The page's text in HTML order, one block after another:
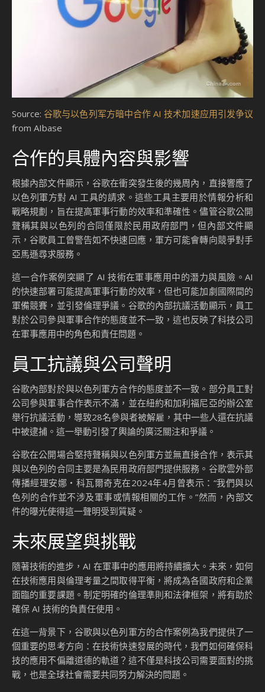
Source: 谷歌与以色列军方暗中合作 AI 技术加速应用引发争议
from AIbase
合作的具體內容與影響
根據內部文件顯示，谷歌在衝突發生後的幾周內，直接響應了
以色列軍方對 AI 工具的請求。這些工具主要用於情報分析和
戰略規劃，旨在提高軍事行動的效率和準確性。儘管谷歌公開
聲稱其與以色列的合同僅限於民用政府部門，但內部文件顯
示，谷歌員工曾警告如不快速回應，軍方可能會轉向競爭對手
亞馬遜尋求服務。
這一合作案例突顯了 AI 技術在軍事應用中的潛力與風險。AI
的快速部署可能提高軍事行動的效率，但也可能加劇國際間的
軍備競賽，並引發倫理爭議。谷歌的內部抗議活動顯示，員工
對於公司參與軍事合作的態度並不一致，這也反映了科技公司
在軍事應用中的角色和責任問題。
員工抗議與公司聲明
谷歌內部對於與以色列軍方合作的態度並不一致。部分員工對
公司參與軍事合作表示不滿，並在紐約和加利福尼亞的辦公室
舉行抗議活動，導致28名參與者被解雇，其中一些人還在抗議
中被逮捕。這一舉動引發了輿論的廣泛關注和爭議。
谷歌在公開場合堅持聲稱與以色列軍方並無直接合作，表示其
與以色列的合同主要是為民用政府部門提供服務。谷歌雲外部
傳播經理安娜・科瓦爾奇克在2024年4月曾表示：“我們與以
色列的合作並不涉及軍事或情報相關的工作。”然而，內部文
件的曝光使得這一聲明受到質疑。
未來展望與挑戰
隨著技術的進步，AI 在軍事中的應用將持續擴大。未來，如何
在技術應用與倫理考量之間取得平衡，將成為各國政府和企業
面臨的重要課題。制定明確的倫理準則和法律框架，將有助於
確保 AI 技術的負責任使用。
在這一背景下，谷歌與以色列軍方的合作案例為我們提供了一
個重要的思考方向：在技術快速發展的時代，我們如何確保科
技的應用不偏離道德的軌道？這不僅是科技公司需要面對的挑
戰，也是全球社會需要共同努力解決的問題。